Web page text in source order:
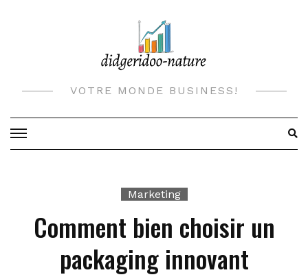
VOTRE MONDE BUSINESS!
Marketing
Comment bien choisir un
packaging innovant